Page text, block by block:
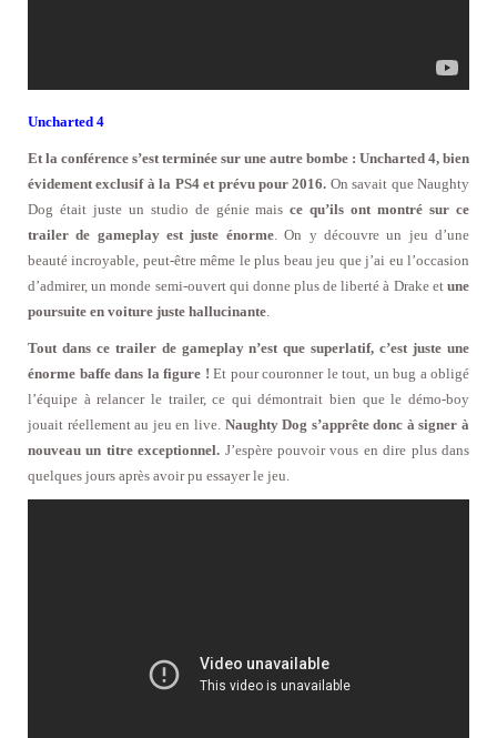
Uncharted 4
Et la conférence s’est terminée sur une autre bombe : Uncharted 4, bien
évidement exclusif à la PS4 et prévu pour 2016. On savait que Naughty
Dog était juste un studio de génie maisce qu’ils ont montré sur ce
trailer de gameplay est juste énorme. On y découvre un jeu d’une
beauté incroyable, peut-être même le plus beau jeu que j’ai eu l’occasion
d’admirer, un monde semi-ouvert qui donne plus de liberté à Drake et une
poursuite en voiture juste hallucinante.
Tout dans ce trailer de gameplay n’est que superlatif, c’est juste une
énorme baffe dans la figure ! Et pour couronner le tout, un bug a obligé
l’équipe à relancer le trailer, ce qui démontrait bien que le démo-boy
jouait réellement au jeu en live. Naughty Dog s’apprête donc à signer à
nouveau un titre exceptionnel. J’espère pouvoir vous en dire plus dans
quelques jours après avoir pu essayer le jeu.